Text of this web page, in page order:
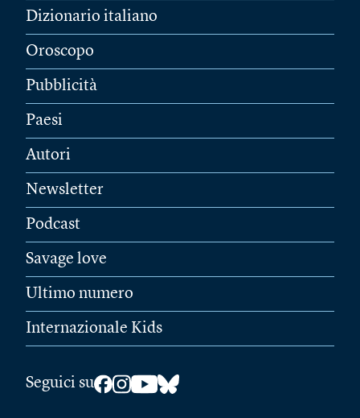
Dizionario italiano
Oroscopo
Pubblicità
Paesi
Autori
Newsletter
Podcast
Savage love
Ultimo numero
Internazionale Kids
Seguici su